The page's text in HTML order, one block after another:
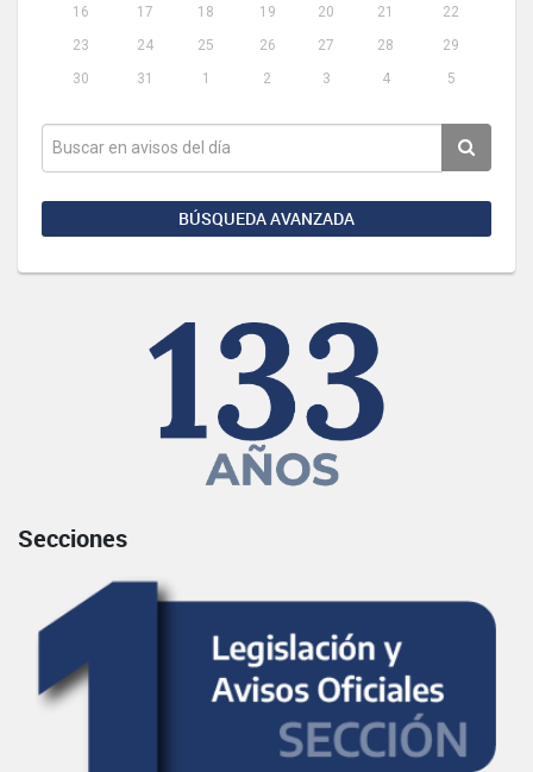
16
17 18 19 20 21
22
23
24 25 26 27 28
29
30
31 1 2 3 4 5
BÚSQUEDA AVANZADA
Secciones